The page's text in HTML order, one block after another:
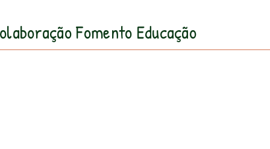
Fomento Educação